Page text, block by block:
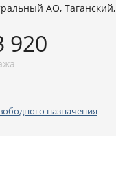
АО, Таганский,
920
назначения